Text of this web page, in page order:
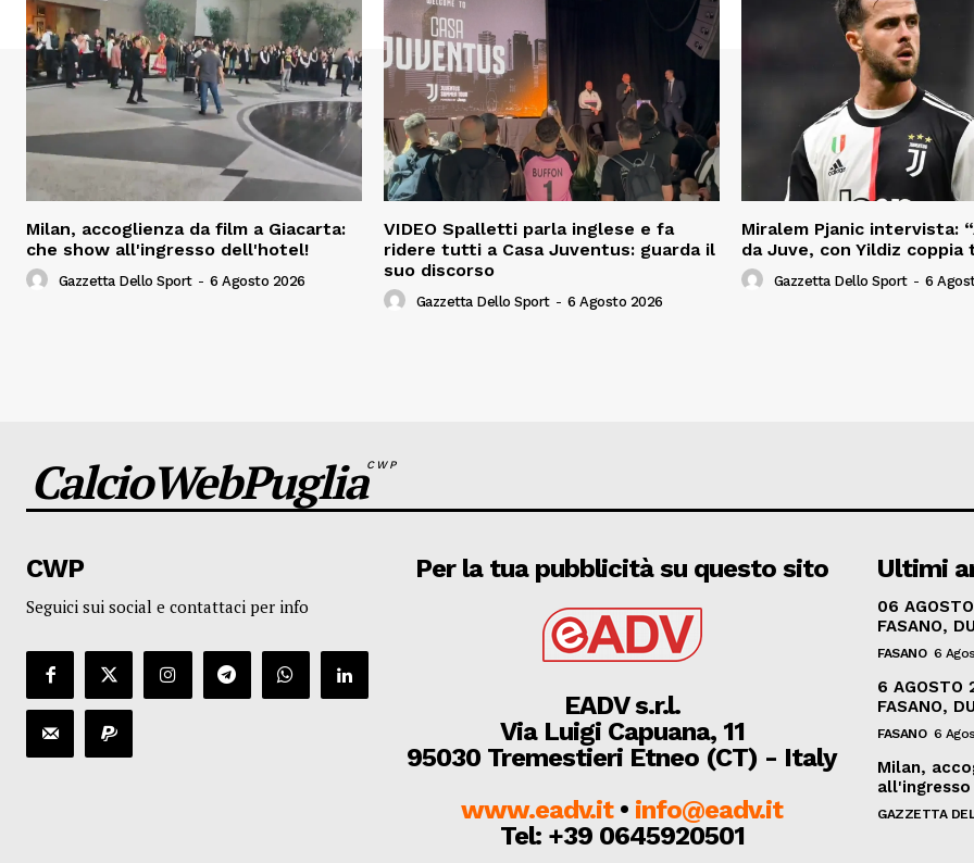
Milan, accoglienza da film a Giacarta:
che show all'ingresso dell'hotel!
Gazzetta Dello Sport - 6 Agosto 2026
VIDEO Spalletti parla inglese e fa
ridere tutti a Casa Juventus: guarda il
suo discorso
Gazzetta Dello Sport - 6 Agosto 2026
Miralem Pjanic intervista:
da Juve, con Yildiz coppia
Gazzetta Dello Sport - 6
CalcioWebPugliaCWP
CWP
Seguici sui social e contattaci per info
Per la tua pubblicità su questo sito
EADV s.r.l.
Via Luigi Capuana, 11
95030 Tremestieri Etneo (CT) - Italy
www.eadv.it• info@eadv.it
Tel: +39 0645920501
Ultimi
06
FASANO,
FASANO 6
6 AGOSTO
FASANO,
FASANO 6
Milan,
GAZZETTA